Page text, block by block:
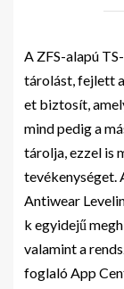
A ZFS-alapú
tárolást, fejlett
et biztosít,
mind pedig a
tárolja, ezzel is
tevékenységet.
Antiwear
k egyidejű
valamint a
foglaló App